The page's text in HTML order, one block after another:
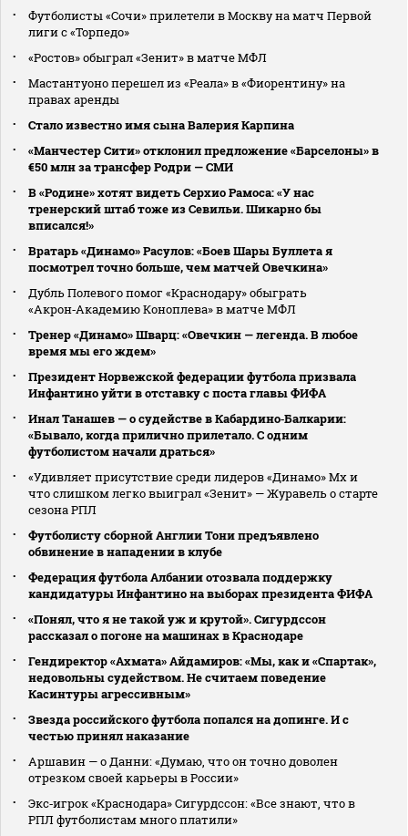
Футболисты «Сочи» прилетели в Москву на матч Первой
лиги с «Торпедо»
«Ростов» обыграл «Зенит» в матче МФЛ
Мастантуоно перешел из «Реала» в «Фиорентину» на
правах аренды
Стало известно имя сына Валерия Карпина
«Манчестер Сити» отклонил предложение «Барселоны» в
€50 млн за трансфер Родри — СМИ
В «Родине» хотят видеть Серхио Рамоса: «У нас
тренерский штаб тоже из Севильи. Шикарно бы
вписался!»
Вратарь «Динамо» Расулов: «Боев Шары Буллета я
посмотрел точно больше, чем матчей Овечкина»
Дубль Полевого помог «Краснодару» обыграть
«Акрон‑Академию Коноплева» в матче МФЛ
Тренер «Динамо» Шварц: «Овечкин — легенда. В любое
время мы его ждем»
Президент Норвежской федерации футбола призвала
Инфантино уйти в отставку с поста главы ФИФА
Инал Танашев — о судействе в Кабардино‑Балкарии:
«Бывало, когда прилично прилетало. С одним
футболистом начали драться»
«Удивляет присутствие среди лидеров «Динамо» Мх и
что слишком легко выиграл «Зенит» — Журавель о старте
сезона РПЛ
Футболисту сборной Англии Тони предъявлено
обвинение в нападении в клубе
Федерация футбола Албании отозвала поддержку
кандидатуры Инфантино на выборах президента ФИФА
«Понял, что я не такой уж и крутой». Сигурдссон
рассказал о погоне на машинах в Краснодаре
Гендиректор «Ахмата» Айдамиров: «Мы, как и «Спартак»,
недовольны судейством. Не считаем поведение
Касинтуры агрессивным»
Звезда российского футбола попался на допинге. И с
честью принял наказание
Аршавин — о Данни: «Думаю, что он точно доволен
отрезком своей карьеры в России»
Экс‑игрок «Краснодара» Сигурдссон: «Все знают, что в
РПЛ футболистам много платили»